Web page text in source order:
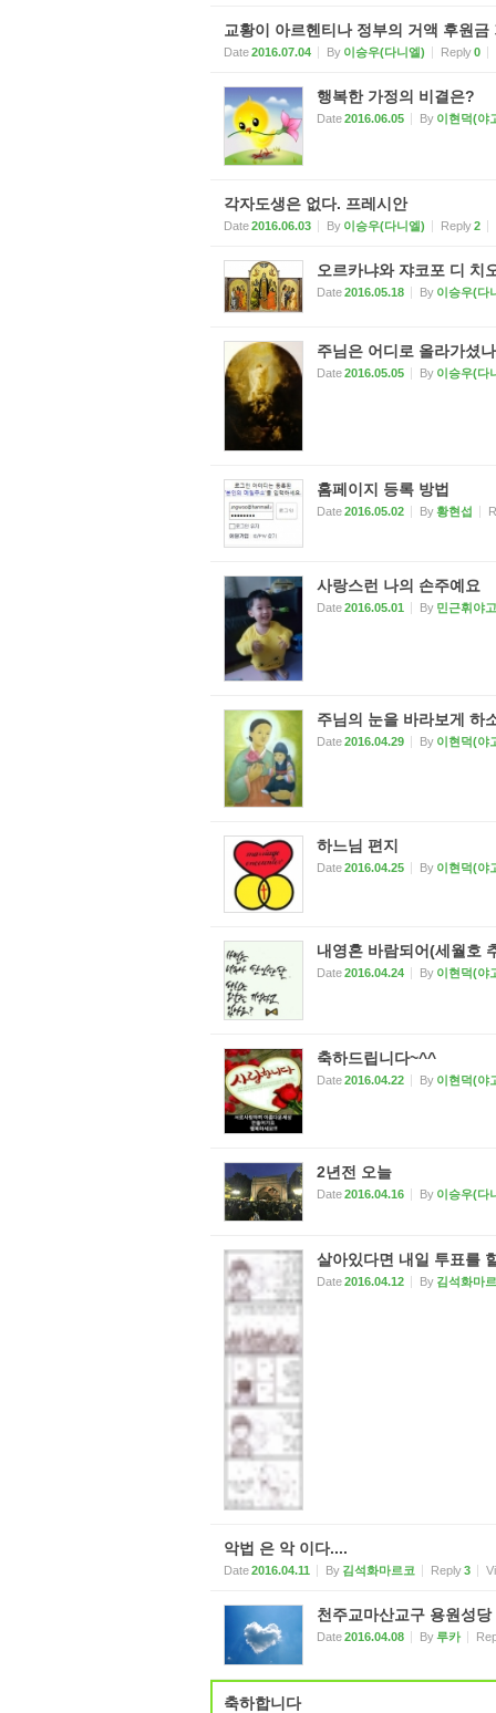
교황이 아르헨티나 정부의 거액 후원금
Date2016.07.04 By 이승우(다니엘) Reply0
행복한 가정의 비결은?
Date2016.06.05 By 이현덕(야
각자도생은 없다. 프레시안
Date2016.06.03 By 이승우(다니엘) Reply2
오르카냐와 쟈코포 디 치
Date2016.05.18 By 이승우(다
주님은 어디로 올라가셨
Date2016.05.05 By 이승우(다
홈페이지 등록 방법
Date2016.05.02 By황현섭
사랑스런 나의 손주예요
Date2016.05.01 By 민근휘야
주님의 눈을 바라보게 하
Date2016.04.29 By 이현덕(야
하느님 편지
Date2016.04.25 By 이현덕(야
내영혼 바람되어(세월호
Date2016.04.24 By 이현덕(야
축하드립니다~^^
Date2016.04.22 By 이현덕(야
2년전 오늘
Date2016.04.16 By 이승우(다
살아있다면 내일 투표를
Date2016.04.12 By 김석화마
악법 은 악 이다....
Date2016.04.11 By 김석화마르코 Reply3
천주교마산교구 용원성
Date2016.04.08 By루카
축하합니다